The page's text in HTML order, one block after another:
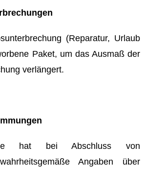
(Reparatur, Urlaub
Paket, um das Ausmaß der
verlängert.
hat bei Abschluss von
Angaben über